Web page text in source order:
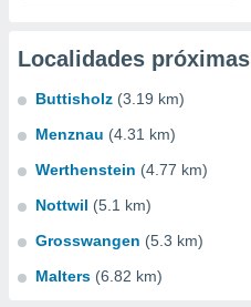
Localidades próximas
Buttisholz (3.19 km)
Menznau (4.31 km)
Werthenstein (4.77 km)
Nottwil (5.1 km)
Grosswangen (5.3 km)
Malters (6.82 km)